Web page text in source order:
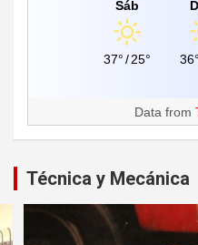
Sáb
37°/25° 36°
Data from
Técnica y Mecánica